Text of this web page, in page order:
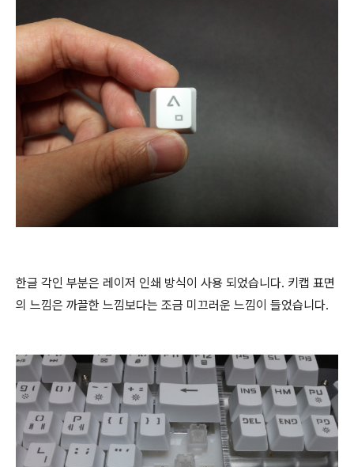
한글 각인 부분은 레이저 인쇄 방식이 사용 되었습니다. 키캡 표면
의 느낌은 까끌한 느낌보다는 조금 미끄러운 느낌이 들었습니다.